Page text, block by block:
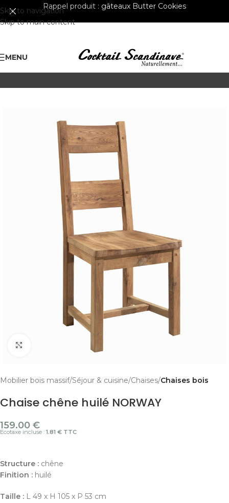
Skip to navigation
Skip to main content
Rappel produit : gâteaux Butter Cookies
MENU
Cliquer pour agrandir
Mobilier bois massif Séjour & cuisine Chaises Chaises bois
Chaise chêne huilé NORWAY
159.00 €
Ecotaxe incluse : 1.81 € TTC
Structure : chêne
Finition : huilé
Taille : L 49 x H 105 x P 53 cm